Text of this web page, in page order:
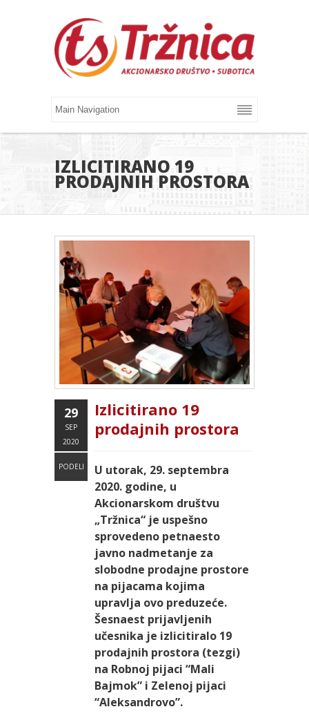
IZLICITIRANO 19
PRODAJNIH PROSTORA
29
SEP
2020
PODELI
Izlicitirano 19
prodajnih prostora
U utorak, 29. septembra
2020. godine, u
Akcionarskom društvu
„Tržnica“ je uspešno
sprovedeno petnaesto
javno nadmetanje za
slobodne prodajne prostore
na pijacama kojima
upravlja ovo preduzeće.
Šesnaest prijavljenih
učesnika je izlicitiralo 19
prodajnih prostora (tezgi)
na Robnoj pijaci “Mali
Bajmok” i Zelenoj pijaci
“Aleksandrovo”.